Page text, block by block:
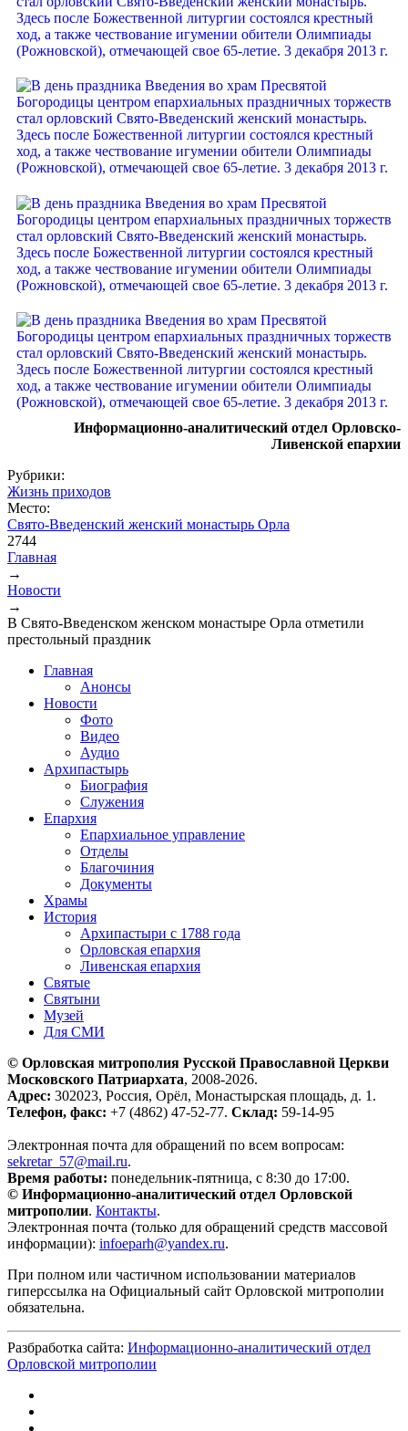
Информационно-аналитический отдел Орловско-
Ливенской епархии
Рубрики:
Жизнь приходов
Место:
Свято-Введенский женский монастырь Орла
2744
Вы здесь
Главная
→
Новости
→
В Свято-Введенском женском монастыре Орла отметили
престольный праздник
Главная
Анонсы
Новости
Фото
Видео
Аудио
Архипастырь
Биография
Служения
Епархия
Епархиальное управление
Отделы
Благочиния
Документы
Храмы
История
Архипастыри с 1788 года
Орловская епархия
Ливенская епархия
Святые
Святыни
Музей
Для СМИ
© Орловская митрополия Русской Православной Церкви
Московского Патриархата, 2008-2026.
Адрес: 302023, Россия, Орёл, Монастырская площадь, д. 1.
Телефон, факс: +7 (4862) 47-52-77. Склад: 59-14-95
Электронная почта для обращений по всем вопросам:
sekretar_57@mail.ru(ссылка для отправки email)
.
Время работы: понедельник-пятница, с 8:30 до 17:00.
© Информационно-аналитический отдел Орловской
митрополии. Контакты.
Электронная почта (только для обращений средств массовой
информации): infoeparh@yandex.ru(ссылка для отправки email)
.
При полном или частичном использовании материалов
гиперссылка на Официальный сайт Орловской митрополии
обязательна.
Разбработка сайта: Информационно-аналитический отдел
Орловской митрополии